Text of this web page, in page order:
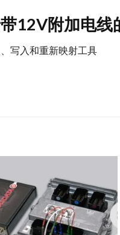
12V附加电线
写入和重新映射工具